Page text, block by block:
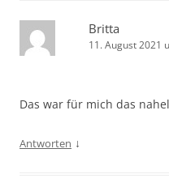
Britta
11. August 2021
Das war für mich das
Antworten ↓